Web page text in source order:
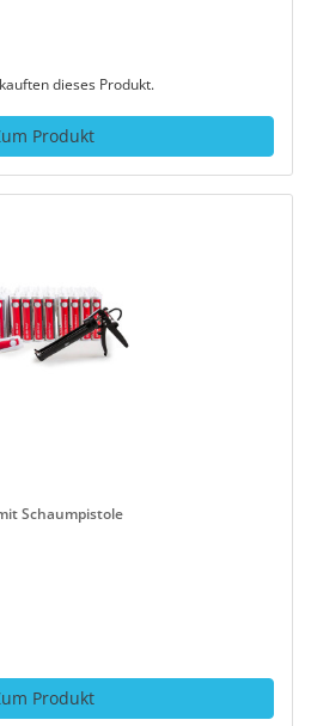
dieses Produkt.
Produkt
Schaumpistole
Produkt